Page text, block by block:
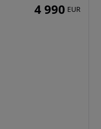
4 990 EUR